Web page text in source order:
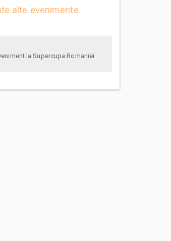
alte evenimente
anunta-ma pe email cand apare urmatorul eveniment la Supercupa Romaniei